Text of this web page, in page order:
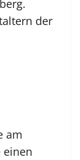
der
am
einen